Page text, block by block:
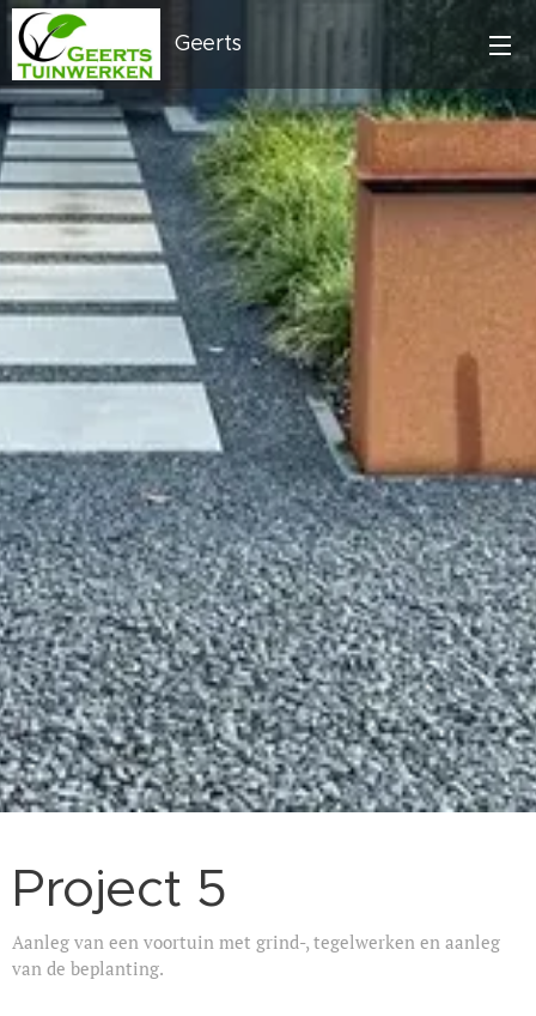
Geerts
Project 5
Aanleg van een voortuin met grind-, tegelwerken en aanleg
van de beplanting.